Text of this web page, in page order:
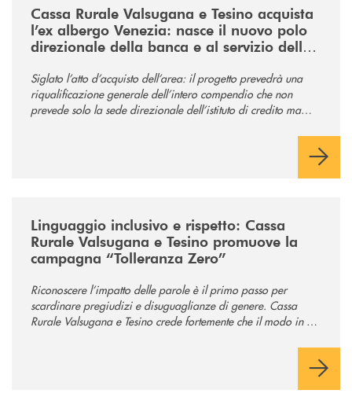
Cassa Rurale Valsugana e Tesino acquista
l’ex albergo Venezia: nasce il nuovo polo
direzionale della banca e al servizio della
Siglato l’atto d’acquisto dell’area: il progetto prevedrà una
riqualificazione generale dell’intero compendio che non
prevede solo la sede direzionale dell’istituto di credito ma
Linguaggio inclusivo e rispetto: Cassa
Rurale Valsugana e Tesino promuove la
campagna “Tolleranza Zero”
Riconoscere l’impatto delle parole è il primo passo per
scardinare pregiudizi e disuguaglianze di genere. Cassa
Rurale Valsugana e Tesino crede fortemente che il modo in cui